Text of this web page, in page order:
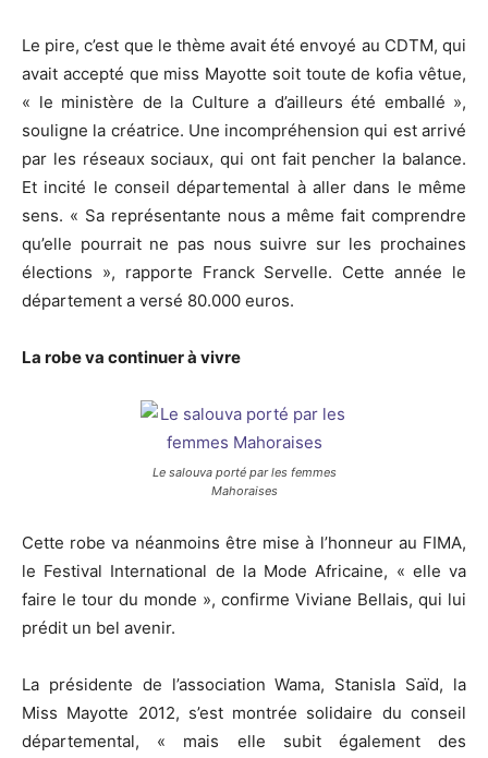
Le pire, c’est que le thème avait été envoyé au CDTM, qui
avait accepté que miss Mayotte soit toute de kofia vêtue,
« le ministère de la Culture a d’ailleurs été emballé »,
souligne la créatrice. Une incompréhension qui est arrivé
par les réseaux sociaux, qui ont fait pencher la balance.
Et incité le conseil départemental à aller dans le même
sens. « Sa représentante nous a même fait comprendre
qu’elle pourrait ne pas nous suivre sur les prochaines
élections », rapporte Franck Servelle. Cette année le
département a versé 80.000 euros.
La robe va continuer à vivre
Le salouva porté par les femmes
Mahoraises
Cette robe va néanmoins être mise à l’honneur au FIMA,
le Festival International de la Mode Africaine, « elle va
faire le tour du monde », confirme Viviane Bellais, qui lui
prédit un bel avenir.
La présidente de l’association Wama, Stanisla Saïd, la
Miss Mayotte 2012, s’est montrée solidaire du conseil
départemental, « mais elle subit également des